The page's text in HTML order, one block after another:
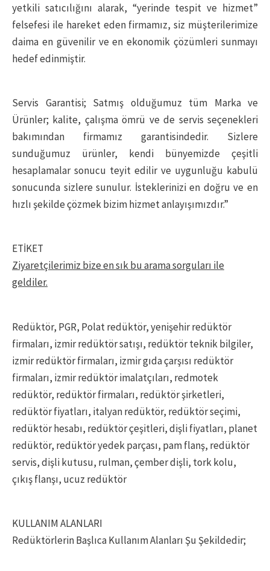
yetkili satıcılığını alarak, “yerinde tespit ve hizmet”
felsefesi ile hareket eden firmamız, siz müşterilerimize
daima en güvenilir ve en ekonomik çözümleri sunmayı
hedef edinmiştir.
Servis Garantisi; Satmış olduğumuz tüm Marka ve
Ürünler; kalite, çalışma ömrü ve de servis seçenekleri
bakımından firmamız garantisindedir. Sizlere
sunduğumuz ürünler, kendi bünyemizde çeşitli
hesaplamalar sonucu teyit edilir ve uygunluğu kabulü
sonucunda sizlere sunulur. İsteklerinizi en doğru ve en
hızlı şekilde çözmek bizim hizmet anlayışımızdır.”
ETİKET
Ziyaretçilerimiz bize en sık bu arama sorguları ile
geldiler.
Redüktör, PGR, Polat redüktör, yenişehir redüktör
firmaları, izmir redüktör satışı, redüktör teknik bilgiler,
izmir redüktör firmaları, izmir gıda çarşısı redüktör
firmaları, izmir redüktör imalatçıları, redmotek
redüktör, redüktör firmaları, redüktör şirketleri,
redüktör fiyatları, italyan redüktör, redüktör seçimi,
redüktör hesabı, redüktör çeşitleri, dişli fiyatları, planet
redüktör, redüktör yedek parçası, pam flanş, redüktör
servis, dişli kutusu, rulman, çember dişli, tork kolu,
çıkış flanşı, ucuz redüktör
KULLANIM ALANLARI
Redüktörlerin Başlıca Kullanım Alanları Şu Şekildedir;